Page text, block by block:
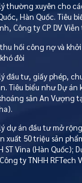
thường xuyên cho
Hàn Quốc. Tiêu
Công ty CP DV
hồi công nợ và
đòi
đầu tư, giấy phép,
Tiêu biểu như Dự án
sản An Vượng
dự án đầu tư mở
xuất 50 triệu sản
ST Vina (Hàn Quốc);
ty TNHH RFTech